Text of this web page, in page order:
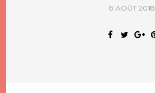
8 AOÛT 2018